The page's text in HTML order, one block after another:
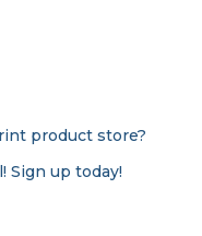
product store?
Sign up today!